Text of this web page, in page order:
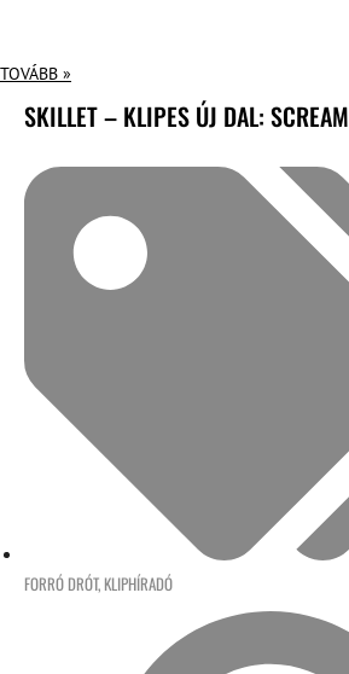
TOVÁBB »
SKILLET – KLIPES ÚJ DAL: SCREAM
FORRÓ DRÓT, KLIPHÍRADÓ